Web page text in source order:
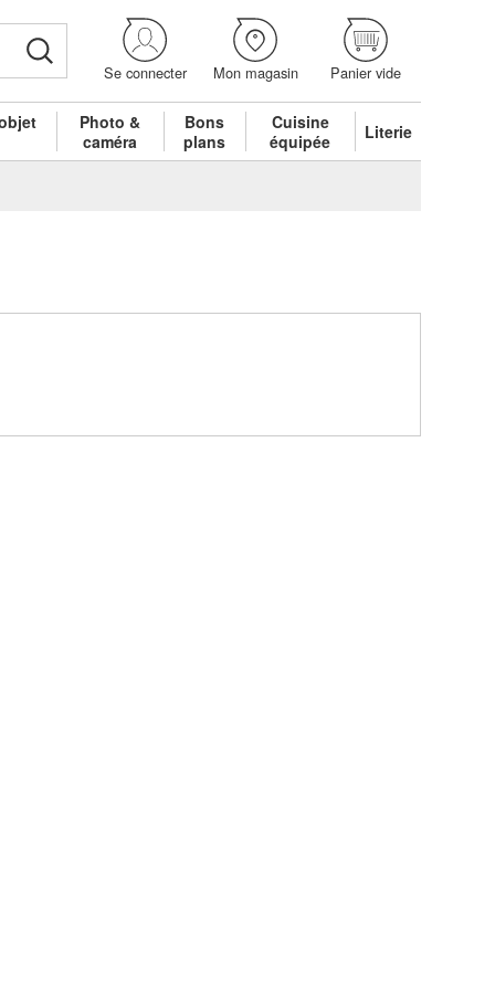
Se connecter Mon magasin Panier vide
Photo &
caméra
Bons
plans
Cuisine
équipée
Literie